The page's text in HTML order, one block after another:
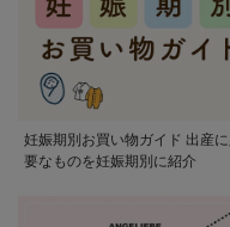
妊娠期別お買い物ガイド 出産
要なものを妊娠期別に紹介